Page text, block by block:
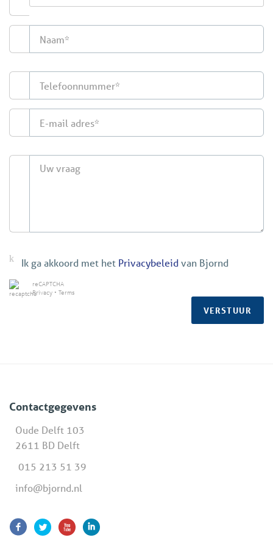
Ik ga akkoord met het Privacybeleidvan Bjornd
reCAPTCHA
Privacy • Terms
VERSTUUR
Contactgegevens
Oude Delft 103
2611 BD Delft
015 213 51 39
info@bjornd.nl